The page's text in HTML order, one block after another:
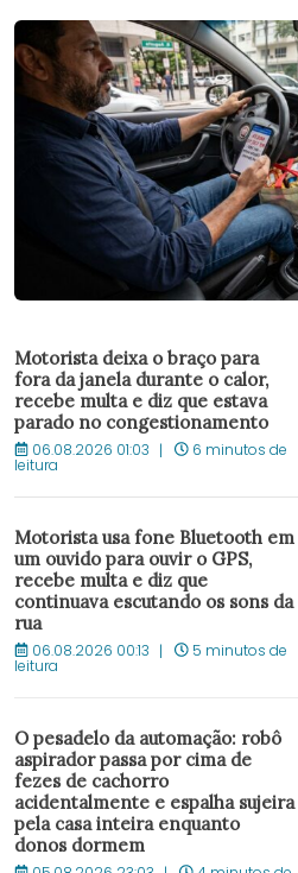
Motorista deixa o braço para
fora da janela durante o calor,
recebe multa e diz que estava
parado no congestionamento
06.08.2026 01:03 6 minutos de
leitura
Motorista usa fone Bluetooth em
um ouvido para ouvir o GPS,
recebe multa e diz que
continuava escutando os sons da
rua
06.08.2026 00:13 5 minutos de
leitura
O pesadelo da automação: robô
aspirador passa por cima de
fezes de cachorro
acidentalmente e espalha sujeira
pela casa inteira enquanto
donos dormem